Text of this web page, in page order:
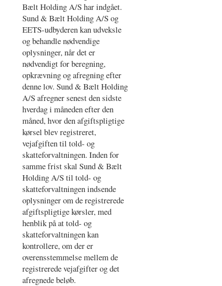
Bælt Holding A/S har indgået.
Sund & Bælt Holding A/S og
EETS-udbyderen kan udveksle
og behandle nødvendige
oplysninger, når det er
nødvendigt for beregning,
opkrævning og afregning efter
denne lov. Sund & Bælt Holding
A/S afregner senest den sidste
hverdag i måneden efter den
måned, hvor den afgiftspligtige
kørsel blev registreret,
vejafgiften til told- og
skatteforvaltningen. Inden for
samme frist skal Sund & Bælt
Holding A/S til told- og
skatteforvaltningen indsende
oplysninger om de registrerede
afgiftspligtige kørsler, med
henblik på at told- og
skatteforvaltningen kan
kontrollere, om der er
overensstemmelse mellem de
registrerede vejafgifter og det
afregnede beløb.